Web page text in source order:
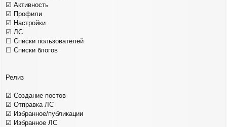
☑ Активность
☑ Профили
☑ Настройки
☑ ЛС
☐ Списки пользователей
☐ Списки блогов
Релиз
☑ Создание постов
☑ Отправка ЛС
☑ Избранное/публикации
☑ Избранное ЛС